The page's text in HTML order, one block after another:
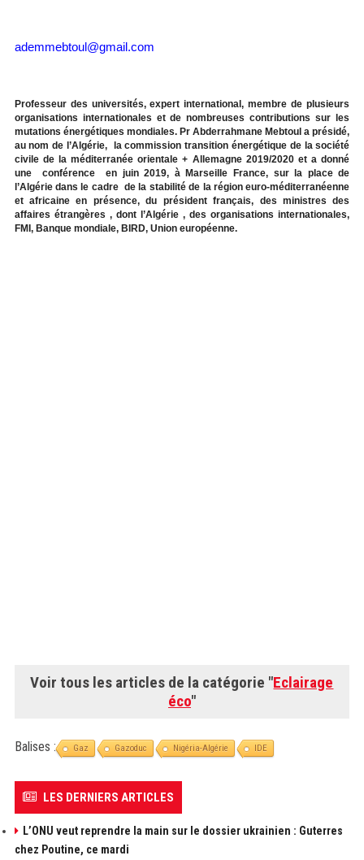
ademmebtoul@gmail.com
Professeur des universités, expert international, membre de plusieurs
organisations internationales et de nombreuses contributions sur les
mutations énergétiques mondiales. Pr Abderrahmane Mebtoul a présidé,
au nom de l’Algérie, la commission transition énergétique de la société
civile de la méditerranée orientale + Allemagne 2019/2020 et a donné
une conférence en juin 2019, à Marseille France, sur la place de
l’Algérie dans le cadre de la stabilité de la région euro-méditerranéenne
et africaine en présence, du président français, des ministres des
affaires étrangères , dont l’Algérie , des organisations internationales,
FMI, Banque mondiale, BIRD, Union européenne.
Voir tous les articles de la catégorie "Eclairage
éco"
Balises : Gaz Gazoduc Nigéria-Algérie IDE
LES DERNIERS ARTICLES
L’ONU veut reprendre la main sur le dossier ukrainien : Guterres
chez Poutine, ce mardi